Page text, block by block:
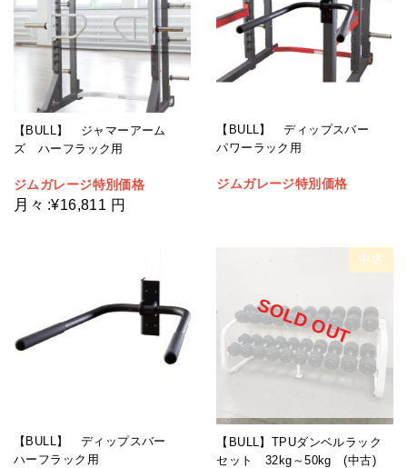
【BULL】 ジャマーアーム
ズ ハーフラック用
ジムガレージ特別価格
月々 :¥16,811 円
【BULL】 ディップスバー
パワーラック用
ジムガレージ特別価格
【BULL】 ディップスバー
ハーフラック用
中古
SOLD OUT
【BULL】TPUダンベルラック
セット 32kg～50kg (中古)